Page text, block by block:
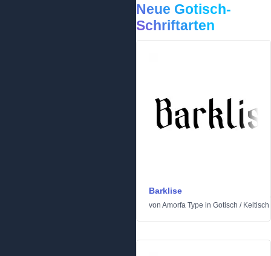
Neue Gotisch-
Schriftarten
Barklise
von Amorfa Type in Gotisch / Keltisch